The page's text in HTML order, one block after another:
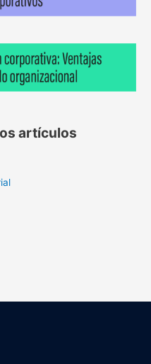
artículos